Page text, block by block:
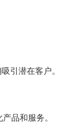
引潜在客户。
品和服务。